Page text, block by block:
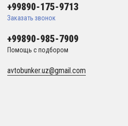
+99890-175-9713
Заказать звонок
+99890-985-7909
Помощь с подбором
avtobunker.uz@gmail.com